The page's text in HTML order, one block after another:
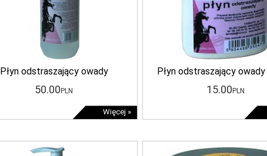
Płyn odstraszający owady
50.00PLN
Więcej »
Płyn odstraszający
15.00PLN